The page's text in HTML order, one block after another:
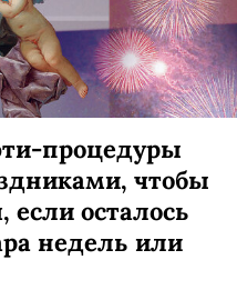
процедуры
чтобы
если осталось
недель или